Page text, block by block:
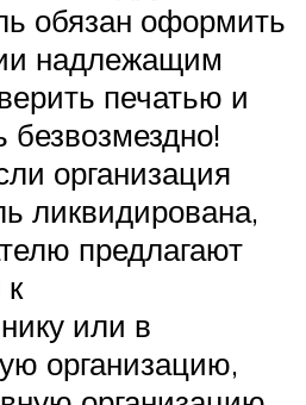
обязан оформить
надлежащим
печатью и
безвозмездно!
организация
ликвидирована,
предлагают
или в
организацию,